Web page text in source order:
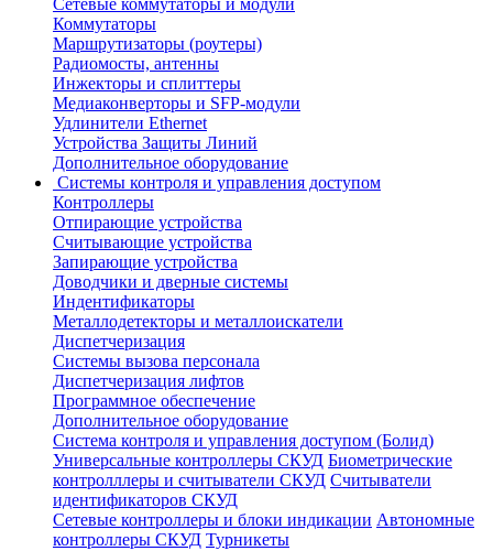
Сетевые коммутаторы и модули
Коммутаторы
Маршрутизаторы (роутеры)
Радиомосты, антенны
Инжекторы и сплиттеры
Медиаконверторы и SFP-модули
Удлинители Ethernet
Устройства Защиты Линий
Дополнительное оборудование
Системы контроля и управления доступом
Контроллеры
Отпирающие устройства
Считывающие устройства
Запирающие устройства
Доводчики и дверные системы
Индентификаторы
Металлодетекторы и металлоискатели
Диспетчеризация
Системы вызова персонала
Диспетчеризация лифтов
Программное обеспечение
Дополнительное оборудование
Система контроля и управления доступом (Болид)
Универсальные контроллеры СКУД Биометрические
контролллеры и считыватели СКУД Считыватели
идентификаторов СКУД
Сетевые контроллеры и блоки индикации Автономные
контроллеры СКУД Турникеты